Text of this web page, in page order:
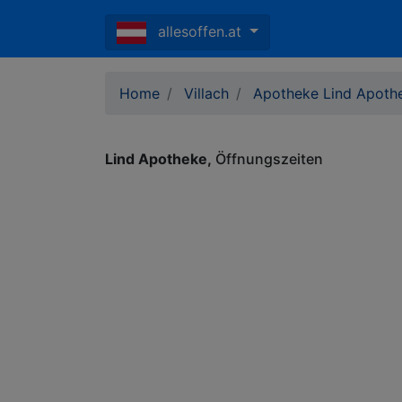
allesoffen.at
Home Villach Apotheke Lind
Lind Apotheke Öffnungszeiten